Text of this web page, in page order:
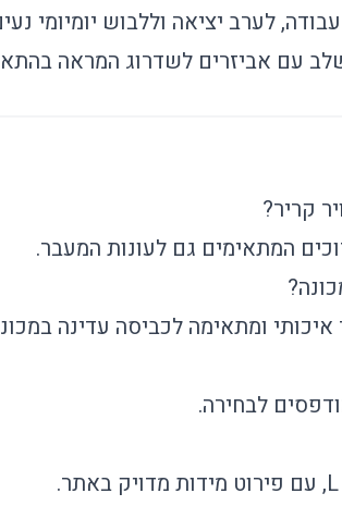
לערב יציאה וללבוש יומיומי
עם אביזרים לשדרוג המראה
קריר?
המתאימים גם לעונות המעבר.
ומתאימה לכביסה עדינה
לבחירה.